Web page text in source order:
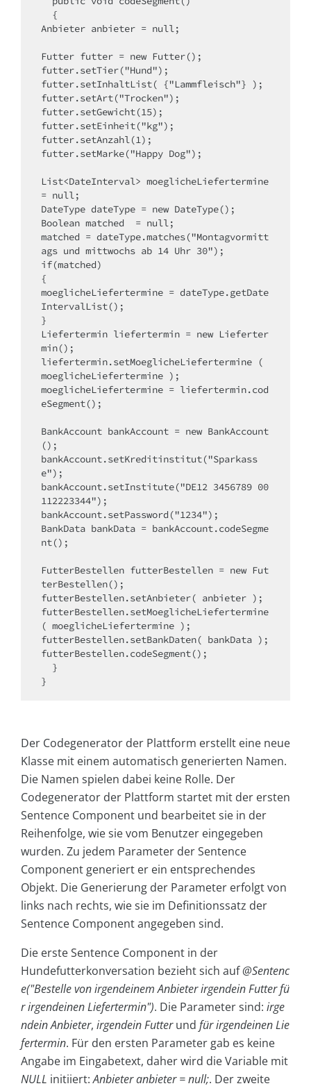
Anbieter anbieter = null;
Futter futter = new Futter();
futter.setTier("Hund");
futter.setInhaltList( {"Lammfleisch"} );
futter.setArt("Trocken");
futter.setGewicht(15);
futter.setEinheit("kg");
futter.setAnzahl(1);
futter.setMarke("Happy Dog");
List<DateInterval> moeglicheLiefertermine
= null;
DateType dateType = new DateType();
Boolean matched  = null;
matched = dateType.matches("Montagvormitt
ags und mittwochs ab 14 Uhr 30");
if(matched)
{
moeglicheLiefertermine = dateType.getDate
IntervalList();
}
Liefertermin liefertermin = new Lieferter
min();
liefertermin.setMoeglicheLiefertermine (
moeglicheLiefertermine );
moeglicheLiefertermine = liefertermin.cod
eSegment();
BankAccount bankAccount = new BankAccount
();
bankAccount.setKreditinstitut("Sparkass
e");
bankAccount.setInstitute("DE12 3456789 00
112223344");
bankAccount.setPassword("1234");
BankData bankData = bankAccount.codeSegme
nt();
FutterBestellen futterBestellen = new Fut
terBestellen();
futterBestellen.setAnbieter( anbieter );
futterBestellen.setMoeglicheLiefertermine
( moeglicheLiefertermine );
futterBestellen.setBankDaten( bankData );
futterBestellen.codeSegment();
}
Der Codegenerator der Plattform erstellt eine neue
Klasse mit einem automatisch generierten Namen.
Die Namen spielen dabei keine Rolle. Der
Codegenerator der Plattform startet mit der ersten
Sentence Component und bearbeitet sie in der
Reihenfolge, wie sie vom Benutzer eingegeben
wurden. Zu jedem Parameter der Sentence
Component generiert er ein entsprechendes
Objekt. Die Generierung der Parameter erfolgt von
links nach rechts, wie sie im Definitionssatz der
Sentence Component angegeben sind.
Die erste Sentence Component in der
Hundefutterkonversation bezieht sich auf@Sentenc
e("Bestelle von irgendeinem Anbieter irgendein Futter fü
r irgendeinen Liefertermin"). Die Parameter sind: irge
ndein Anbieter, irgendein Futterund fürirgendeinen Lie
fertermin. Für den ersten Parameter gab es keine
Angabe im Eingabetext, daher wird die Variable mit
NULL initiiert:Anbieter anbieter = null;. Der zweite